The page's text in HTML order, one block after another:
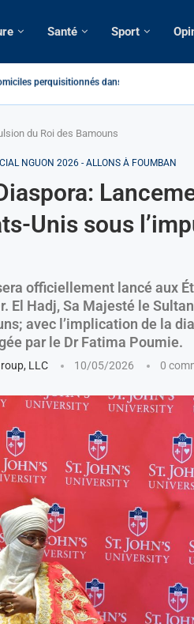
Santé Sport
par Paris d’une cargaison destinée...
du Roi des Bamouns
NGUON 2026 - ALLONS À FOUMBAN
Unis sous
officiellement lancé aux
El Hadj, Sa Majesté le
avec l’implication de la
par le Dr Fatima Poumie.
LLC 10/05/2026 0